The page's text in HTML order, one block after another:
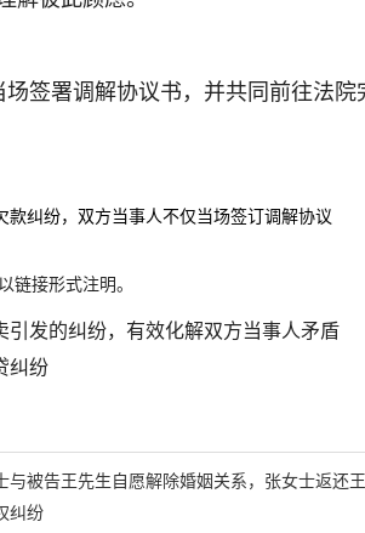
签署调解协议书，并共同前往法院
纠纷，双方当事人不仅当场签订调解协议
链接形式注明。
发的纠纷，有效化解双方当事人矛盾
纠纷
被告王先生自愿解除婚姻关系，张女士返还
纠纷